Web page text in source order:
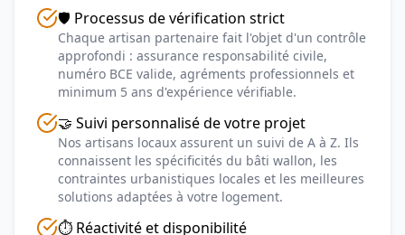
🛡️ Processus de vérification strict
Chaque artisan partenaire fait l'objet d'un contrôle
approfondi : assurance responsabilité civile,
numéro BCE valide, agréments professionnels et
minimum 5 ans d'expérience vérifiable.
🤝 Suivi personnalisé de votre projet
Nos artisans locaux assurent un suivi de A à Z. Ils
connaissent les spécificités du bâti wallon, les
contraintes urbanistiques locales et les meilleures
solutions adaptées à votre logement.
⏱️ Réactivité et disponibilité